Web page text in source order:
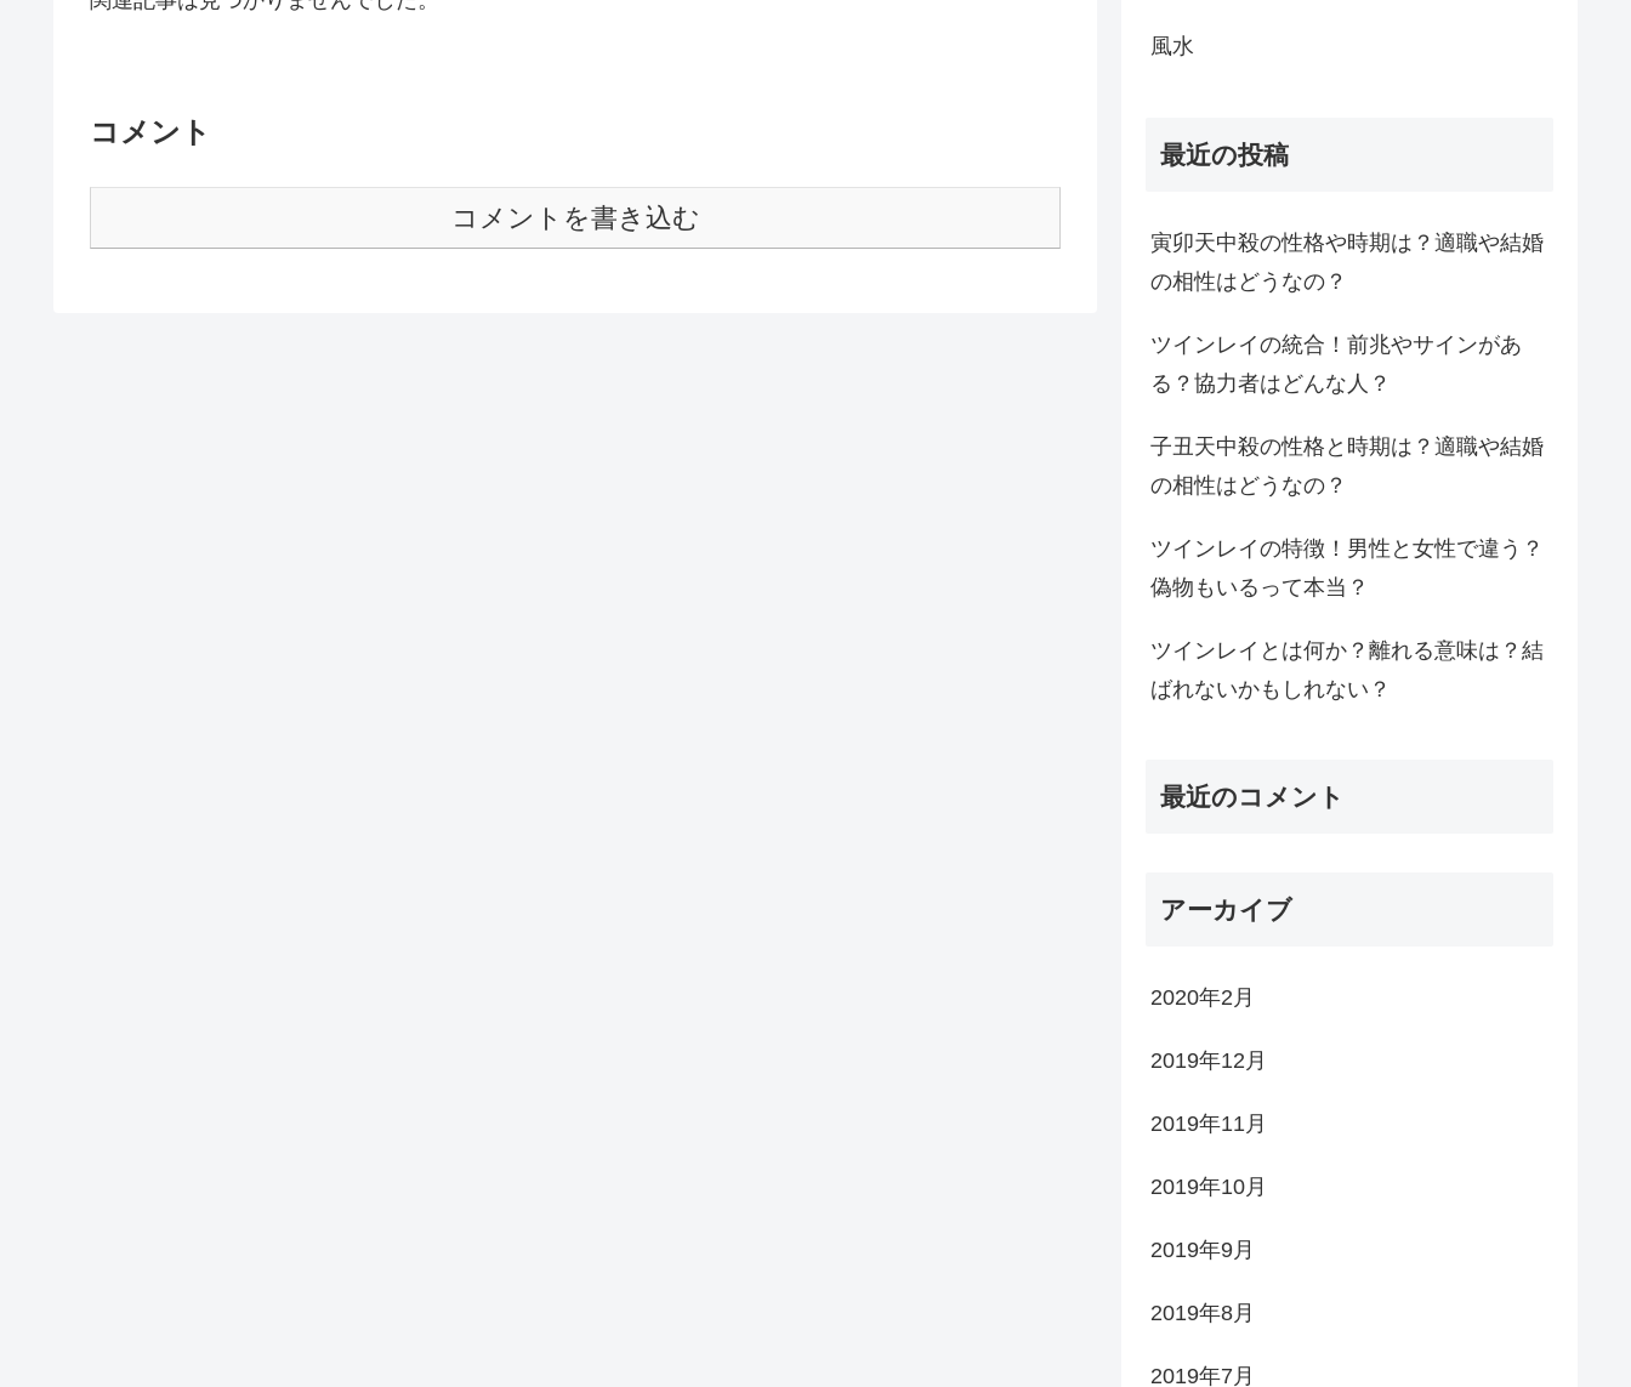
コメント
コメントを書き込む
風水
最近の投稿
寅卯天中殺の性格や時期は？適職や結婚
の相性はどうなの？
ツインレイの統合！前兆やサインがあ
る？協力者はどんな人？
子丑天中殺の性格と時期は？適職や結婚
の相性はどうなの？
ツインレイの特徴！男性と女性で違う？
偽物もいるって本当？
ツインレイとは何か？離れる意味は？結
ばれないかもしれない？
最近のコメント
アーカイブ
2020年2月
2019年12月
2019年11月
2019年10月
2019年9月
2019年8月
2019年7月